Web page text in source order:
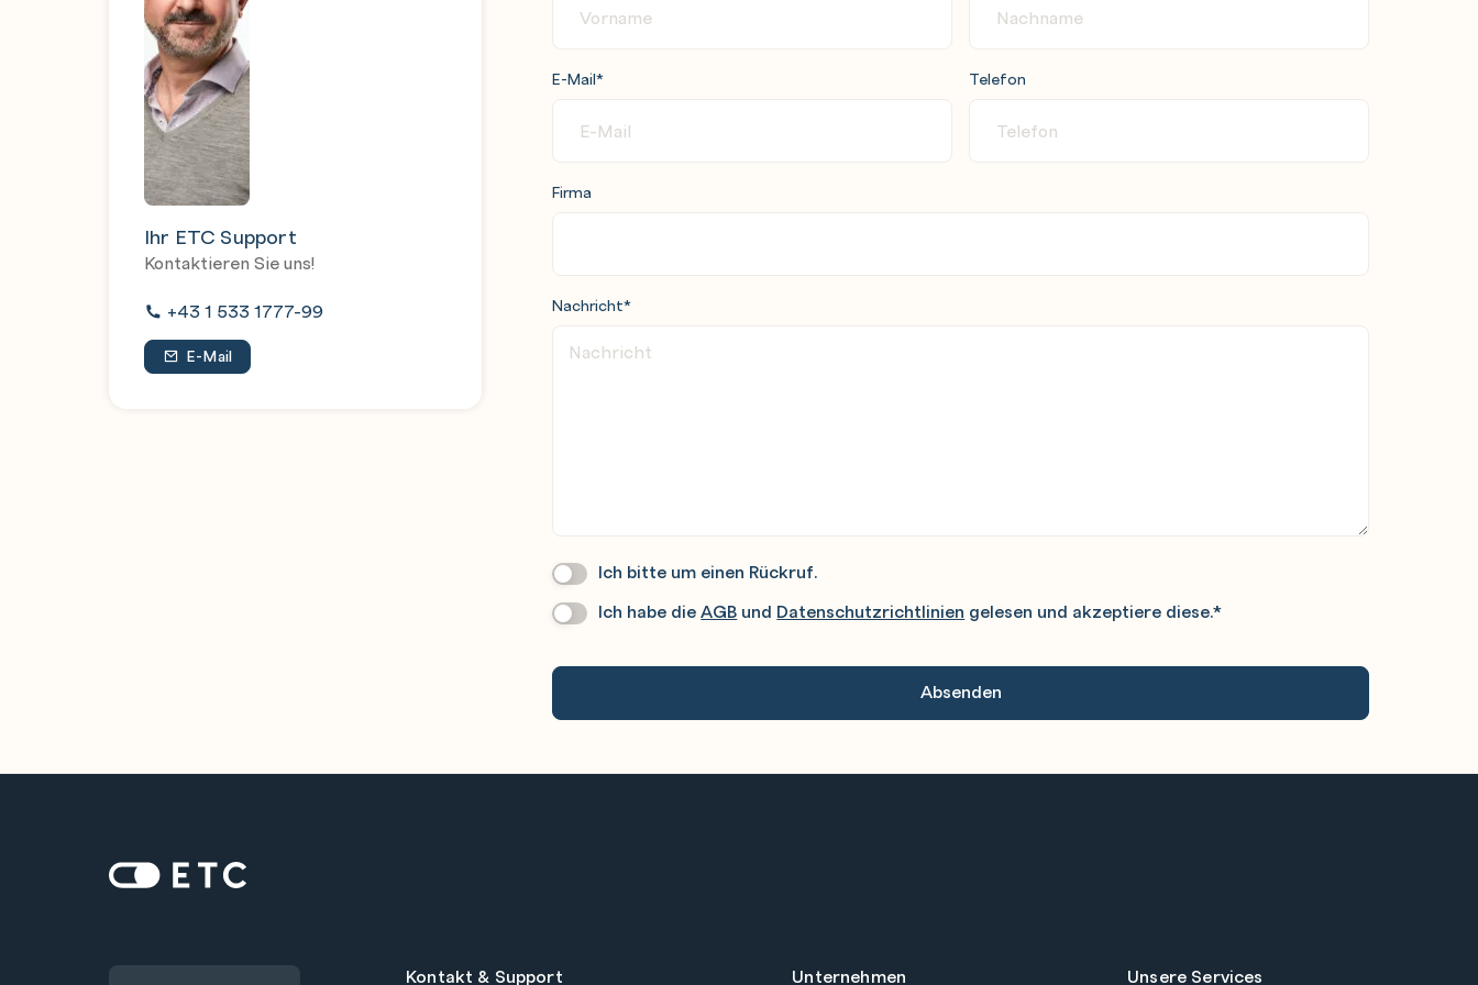
Ihr ETC Support
Kontaktieren Sie uns!
+43 1 533 1777-99
E-Mail
E-Mail* Telefon
Firma
Nachricht*
Wir
Sie
An.
Ich bitte um einen Rückruf.
Datenschutz*
Ich habe dieAGB und Datenschutzrichtlinien gelesen und akzeptiere diese.*
Zur Startseite: ETC
Kontakt & Support Unternehmen Unsere Services